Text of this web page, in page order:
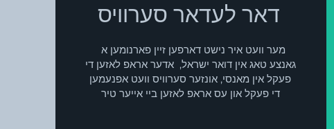
דאר לעדאר סערוויס
גאנצע טאג אין דואר ישראל, אדער אראפ לאזען די
פעקל אין מאנסי, אונזער סערוויס וועט אפנעמען
די פעקל און עס אראפ לאזען ביי אייער טיר